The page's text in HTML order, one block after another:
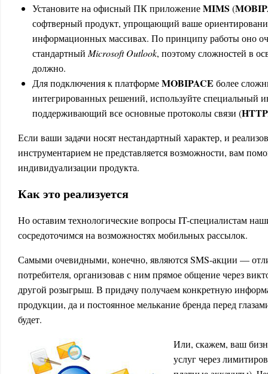
Установите на офисный ПК приложениеMIMS (
софтверный продукт, упрощающий ваше
информационных массивах. По принципу работы оно
стандартный MicrosoftOutlook, поэтому сложностей в
должно.
Для подключения к платформеMOBIPACE более
интегрированных решений, используйте специальный
поддерживающий все основные протоколы связи (
Если ваши задачи носят нестандартный характер, и
инструментарием не представляется возможности, вам
индивидуализации продукта.
Как это реализуется
Но оставим технологические вопросы IT-специалистам
сосредоточимся на возможностях мобильных рассылок.
Самыми очевидными, конечно, являются SMS-акции —
потребителя, организовав с ним прямое общение через
другой розыгрыш. В придачу получаем конкретную
продукции, да и постоянное мелькание бренда перед
будет.
Или, скажем, ваш
услуг через